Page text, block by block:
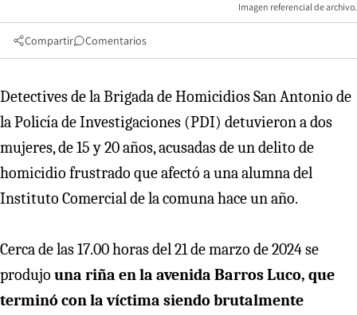
Imagen referencial de archivo.
Compartir Comentarios
Detectives de la Brigada de Homicidios San Antonio de
la Policía de Investigaciones (PDI) detuvieron a dos
mujeres, de 15 y 20 años, acusadas de un delito de
homicidio frustrado que afectó a una alumna del
Instituto Comercial de la comuna hace un año.
Cerca de las 17.00 horas del 21 de marzo de 2024 se
produjo una riña en la avenida Barros Luco, que
terminó con la víctima siendo brutalmente